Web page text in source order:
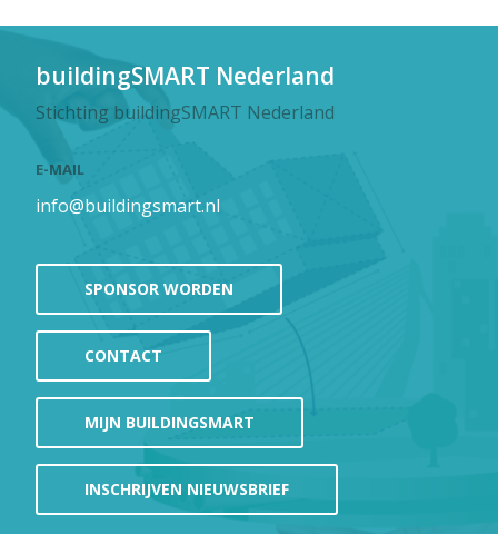
buildingSMART Nederland
Stichting buildingSMART Nederland
E-MAIL
info@buildingsmart.nl
SPONSOR WORDEN
CONTACT
MIJN BUILDINGSMART
INSCHRIJVEN NIEUWSBRIEF